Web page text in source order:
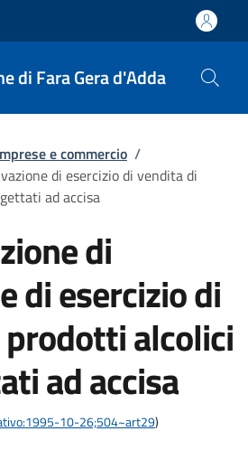
di Fara Gera d'Adda
e commercio /
di esercizio di vendita di
ad accisa
di
di esercizio di
alcolici
ad accisa
10-26;504~art29)